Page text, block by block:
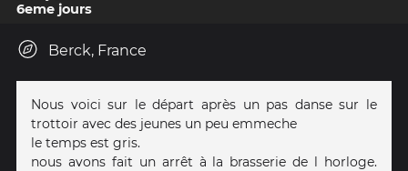
6eme jours
Berck, France
Nous voici sur le départ après un pas danse sur le
trottoir avec des jeunes un peu emmeche
le temps est gris.
nous avons fait un arrêt à la brasserie de l horloge.